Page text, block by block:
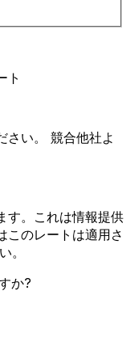
ト
さい。 競合他社よ
す。これは情報提供
このレートは適用さ
。
か?